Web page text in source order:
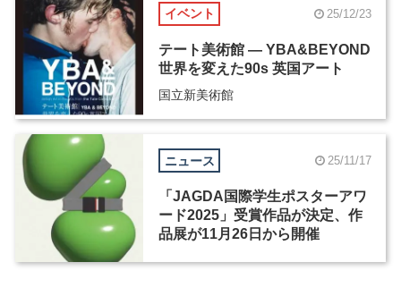
イベント 25/12/23
テート美術館 ― YBA&BEYOND
世界を変えた90s 英国アート
国立新美術館
ニュース 25/11/17
「JAGDA国際学生ポスターアワ
ード2025」受賞作品が決定、作
品展が11月26日から開催